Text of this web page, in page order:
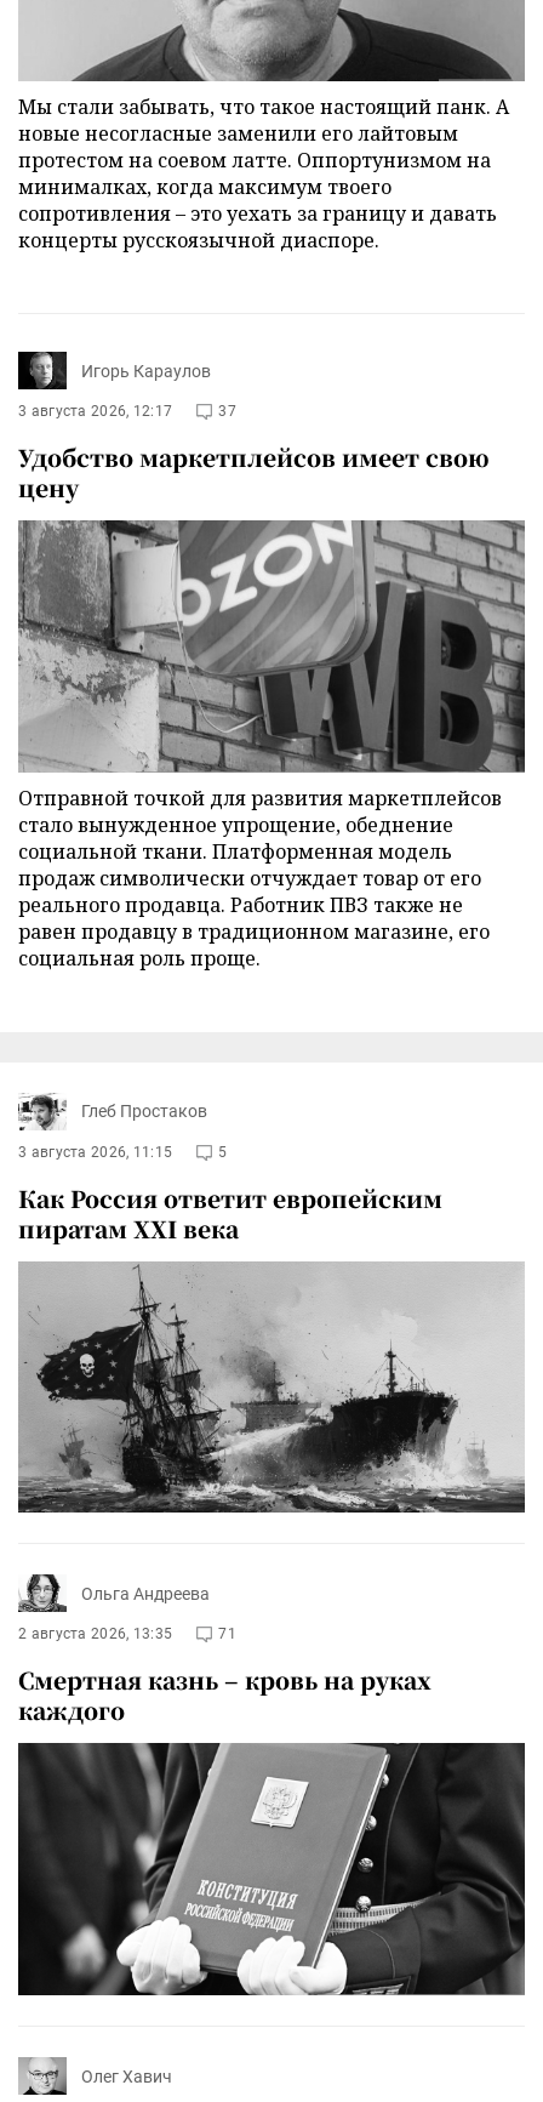
Мы стали забывать, что такое настоящий панк. А
новые несогласные заменили его лайтовым
протестом на соевом латте. Оппортунизмом на
минималках, когда максимум твоего
сопротивления – это уехать за границу и давать
концерты русскоязычной диаспоре.
Игорь Караулов
3 августа 2026, 12:17 37
Удобство маркетплейсов имеет свою
цену
Отправной точкой для развития маркетплейсов
стало вынужденное упрощение, обеднение
социальной ткани. Платформенная модель
продаж символически отчуждает товар от его
реального продавца. Работник ПВЗ также не
равен продавцу в традиционном магазине, его
социальная роль проще.
Глеб Простаков
3 августа 2026, 11:15 5
Как Россия ответит европейским
пиратам XXI века
Ольга Андреева
2 августа 2026, 13:35 71
Смертная казнь – кровь на руках
каждого
Олег Хавич